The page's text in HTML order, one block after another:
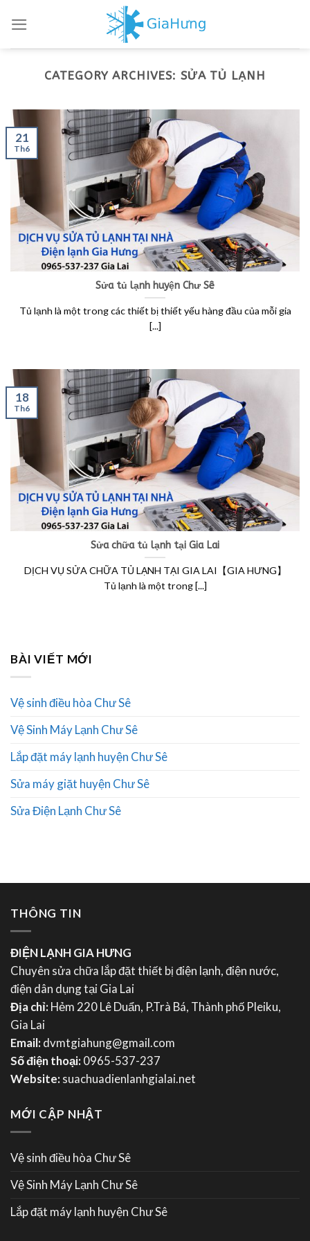
CATEGORY ARCHIVES: SỬA TỦ LẠNH
Sửa tủ lạnh huyện Chư Sê
Tủ lạnh là một trong các thiết bị thiết yếu hàng đầu của mỗi gia
[...]
21
Th6
Sửa chữa tủ lạnh tại Gia Lai
DỊCH VỤ SỬA CHỮA TỦ LẠNH TẠI GIA LAI【GIA HƯNG】
Tủ lạnh là một trong [...]
18
Th6
BÀI VIẾT MỚI
Vệ sinh điều hòa Chư Sê
Vệ Sinh Máy Lạnh Chư Sê
Lắp đặt máy lạnh huyện Chư Sê
Sửa máy giặt huyện Chư Sê
Sửa Điện Lạnh Chư Sê
THÔNG TIN
ĐIỆN LẠNH GIA HƯNG
Chuyên sửa chữa lắp đặt thiết bị điện lạnh, điện nước,
điện dân dụng tại Gia Lai
Địa chỉ: Hẻm 220 Lê Duẩn, P.Trà Bá, Thành phố Pleiku,
Gia Lai
Email: dvmtgiahung@gmail.com
Số điện thoại: 0965-537-237
Website: suachuadienlanhgialai.net
MỚI CẬP NHẬT
Vệ sinh điều hòa Chư Sê
Vệ Sinh Máy Lạnh Chư Sê
Lắp đặt máy lạnh huyện Chư Sê